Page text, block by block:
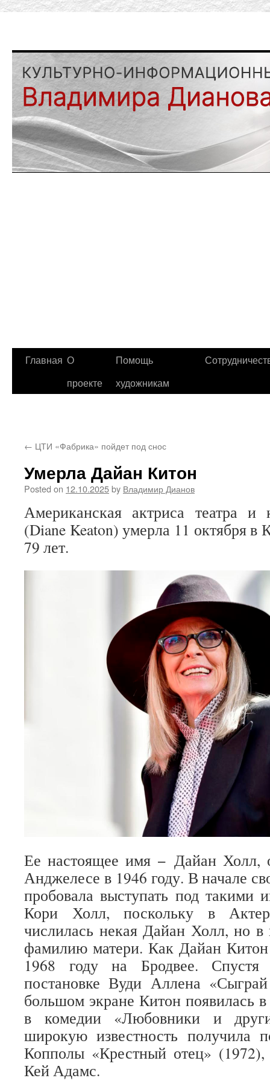
Главная О
проекте
Помощь
художникам
← ЦТИ «Фабрика» пойдет под снос
Умерла Дайан Китон
Posted on 12.10.2025by Владимир Дианов
Американская актриса театра
(Diane Keaton) умерла 11 октября
79 лет.
Ее настоящее имя − Дайан Холл,
Анджелесе в 1946 году. В начале
пробовала выступать под
Кори Холл, поскольку в
числилась некая Дайан Холл, но в
фамилию матери. Как Дайан
1968 году на Бродвее. Спустя
постановке Вуди Аллена
большом экране Китон появилась
в комедии «Любовники и
широкую известность
Копполы «Крестный отец» (1972),
Кей Адамс.